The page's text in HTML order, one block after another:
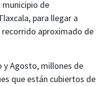
municipio de
para llegar a
recorrido aproximado de
y Agosto, millones de
que están cubiertos de